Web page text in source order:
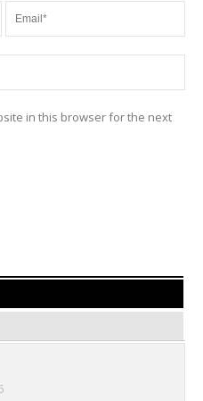
in this browser for the next